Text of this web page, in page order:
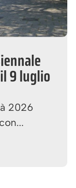
9 luglio
2026